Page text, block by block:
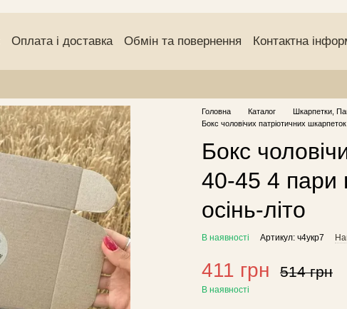
Оплата і доставка Обмін та повернення
Контактна
Головна Каталог
Шкарпетки,
Бокс чоловічих патріотичних
Бокс
40-45 4 пари
осінь-літо
В наявності Артикул: ч4укр7
411 грн 514 грн
В наявності